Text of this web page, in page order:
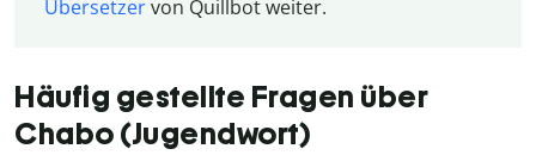
Übersetzervon Quillbot weiter.
Häufig gestellte Fragen über
Chabo (Jugendwort)